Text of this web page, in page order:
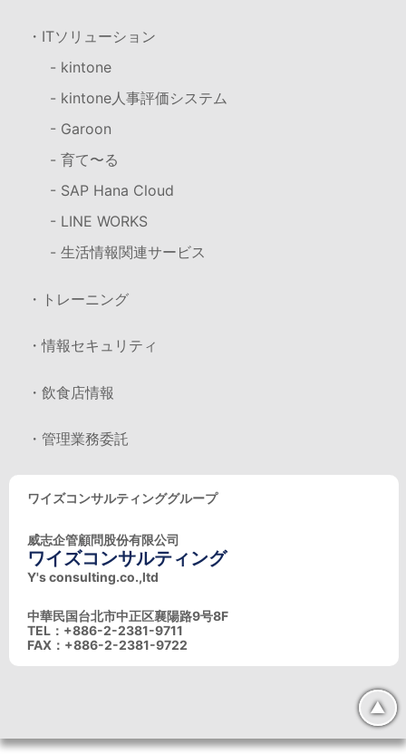
・ITソリューション
- kintone
- kintone人事評価システム
- Garoon
- 育て〜る
- SAP Hana Cloud
- LINE WORKS
- 生活情報関連サービス
・トレーニング
・情報セキュリティ
・飲食店情報
・管理業務委託
ワイズコンサルティンググループ
威志企管顧問股份有限公司
ワイズコンサルティング
Y's consulting.co.,ltd
中華民国台北市中正区襄陽路9号8F
TEL：+886-2-2381-9711
FAX：+886-2-2381-9722
▲